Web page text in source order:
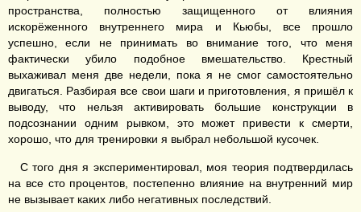
пространства, полностью защищенного от влияния
искорёженного внутреннего мира и Кьюбы, все прошло
успешно, если не принимать во внимание того, что меня
фактически убило подобное вмешательство. Крестный
выхаживал меня две недели, пока я не смог самостоятельно
двигаться. Разбирая все свои шаги и приготовления, я пришёл к
выводу, что нельзя активировать большие конструкции в
подсознании одним рывком, это может привести к смерти,
хорошо, что для тренировки я выбрал небольшой кусочек.
С того дня я экспериментировал, моя теория подтвердилась
на все сто процентов, постепенно влияние на внутренний мир
не вызывает каких либо негативных последствий.